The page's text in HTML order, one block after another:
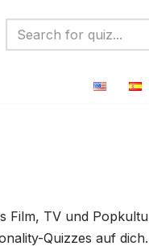
Film, TV und
Quizzes auf